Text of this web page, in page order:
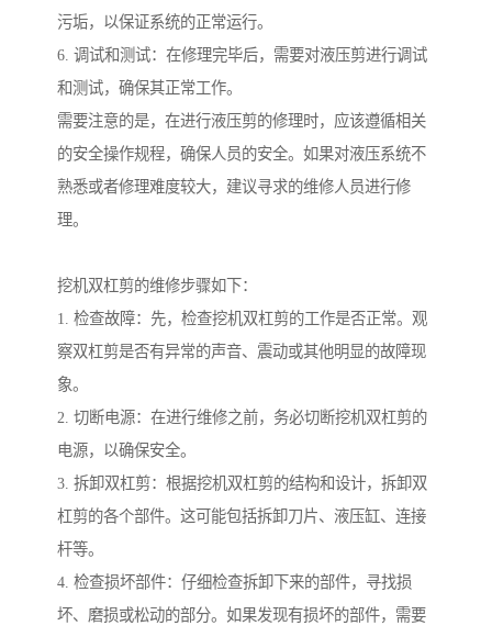
污垢，以保证系统的正常运行。
6. 调试和测试：在修理完毕后，需要对液压剪进行调试
和测试，确保其正常工作。
需要注意的是，在进行液压剪的修理时，应该遵循相关
的安全操作规程，确保人员的安全。如果对液压系统不
熟悉或者修理难度较大，建议寻求的维修人员进行修
理。
挖机双杠剪的维修步骤如下：
1. 检查故障：先，检查挖机双杠剪的工作是否正常。观
察双杠剪是否有异常的声音、震动或其他明显的故障现
象。
2. 切断电源：在进行维修之前，务必切断挖机双杠剪的
电源，以确保安全。
3. 拆卸双杠剪：根据挖机双杠剪的结构和设计，拆卸双
杠剪的各个部件。这可能包括拆卸刀片、液压缸、连接
杆等。
4. 检查损坏部件：仔细检查拆卸下来的部件，寻找损
坏、磨损或松动的部分。如果发现有损坏的部件，需要